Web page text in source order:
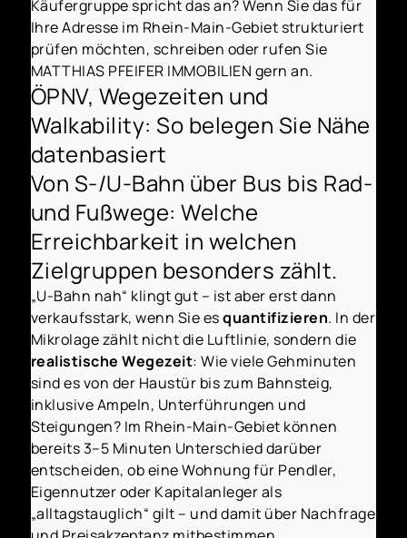
Käufergruppe spricht das an? Wenn Sie das für
Ihre Adresse im Rhein-Main-Gebiet strukturiert
prüfen möchten, schreiben oder rufen Sie
MATTHIAS PFEIFER IMMOBILIEN gern an.
ÖPNV, Wegezeiten und
Walkability: So belegen Sie Nähe
datenbasiert
Von S-/U-Bahn über Bus bis Rad-
und Fußwege: Welche
Erreichbarkeit in welchen
Zielgruppen besonders zählt.
„U-Bahn nah“ klingt gut – ist aber erst dann
verkaufsstark, wenn Sie esquantifizieren. In der
Mikrolage zählt nicht die Luftlinie, sondern die
realistische Wegezeit: Wie viele Gehminuten
sind es von der Haustür bis zum Bahnsteig,
inklusive Ampeln, Unterführungen und
Steigungen? Im Rhein-Main-Gebiet können
bereits 3–5 Minuten Unterschied darüber
entscheiden, ob eine Wohnung für Pendler,
Eigennutzer oder Kapitalanleger als
„alltagstauglich“ gilt – und damit über Nachfrage